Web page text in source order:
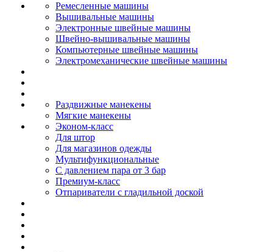
Ремесленные машины
Вышивальные машины
Электронные швейные машины
Швейно-вышивальные машины
Компьютерные швейные машины
Электромеханические швейные машины
Раздвижные манекены
Мягкие манекены
Эконом-класс
Для штор
Для магазинов одежды
Мультифункциональные
С давлением пара от 3 бар
Премиум-класс
Отпариватели с гладильной доской